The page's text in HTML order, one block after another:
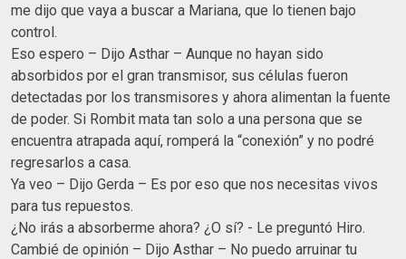
me dijo que vaya a buscar a Mariana, que lo tienen bajo
control.
Eso espero – Dijo Asthar – Aunque no hayan sido
absorbidos por el gran transmisor, sus células fueron
detectadas por los transmisores y ahora alimentan la fuente
de poder. Si Rombit mata tan solo a una persona que se
encuentra atrapada aquí, romperá la “conexión” y no podré
regresarlos a casa.
Ya veo – Dijo Gerda – Es por eso que nos necesitas vivos
para tus repuestos.
¿No irás a absorberme ahora? ¿O sí? - Le preguntó Hiro.
Cambié de opinión – Dijo Asthar – No puedo arruinar tu